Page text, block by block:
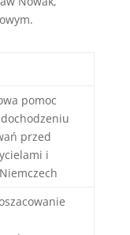
pomoc
przed
i